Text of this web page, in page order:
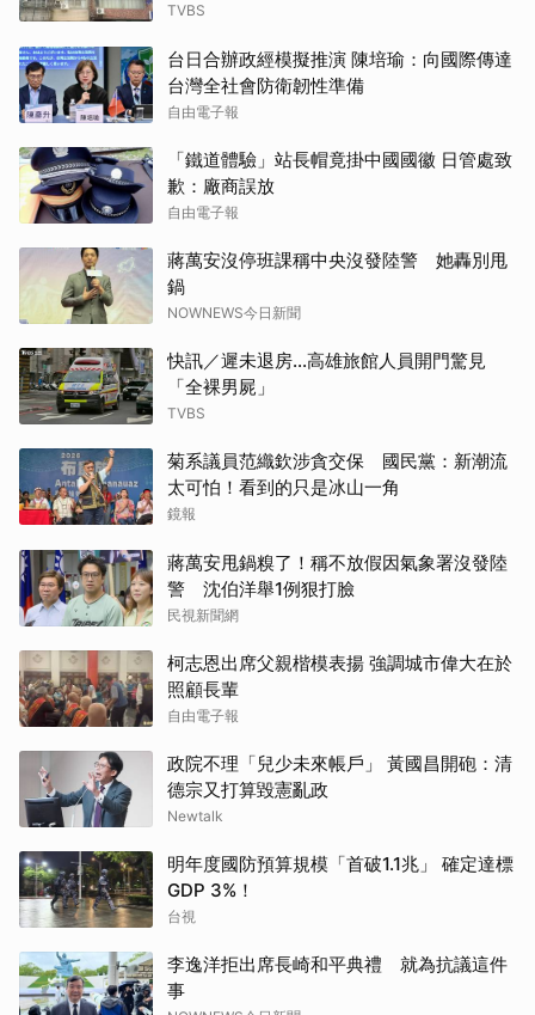
TVBS
台日合辦政經模擬推演 陳培瑜：向國際傳達
台灣全社會防衛韌性準備
自由電子報
「鐵道體驗」站長帽竟掛中國國徽 日管處致
歉：廠商誤放
自由電子報
蔣萬安沒停班課稱中央沒發陸警 她轟別甩
鍋
NOWNEWS今日新聞
快訊／遲未退房...高雄旅館人員開門驚見
「全裸男屍」
TVBS
菊系議員范織欽涉貪交保 國民黨：新潮流
太可怕！看到的只是冰山一角
鏡報
蔣萬安甩鍋糗了！稱不放假因氣象署沒發陸
警 沈伯洋舉1例狠打臉
民視新聞網
柯志恩出席父親楷模表揚 強調城市偉大在於
照顧長輩
自由電子報
政院不理「兒少未來帳戶」 黃國昌開砲：清
德宗又打算毀憲亂政
Newtalk
明年度國防預算規模「首破1.1兆」 確定達標
GDP 3%！
台視
李逸洋拒出席長崎和平典禮 就為抗議這件
事